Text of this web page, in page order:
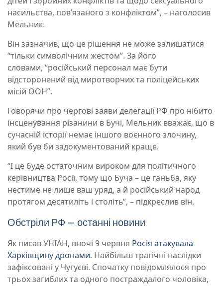
насильства, пов’язаного з конфліктом”, – наголосив
Мельник.
Він зазначив, що це рішення не може залишатися
“тільки символічним жестом”. За його
словами, “російський персонал має бути
відсторонений від миротворчих та поліцейських
місій ООН”.
Говорячи про чергові заяви делегації РФ про нібито
інсценування різанини в Бучі, Мельник вважає, що в
сучасній історії немає іншого воєнного злочину,
який був би задокументований краще.
“І це буде остаточним вироком для політичного
керівництва Росії, тому що Буча – це ганьба, яку
нестиме не лише ваш уряд, а й російський народ
протягом десятиліть і століть”, – підкреслив він.
Обстріли РФ – останні новини
Як писав УНІАН, вночі 9 червня Росія атакувала
Харківщину дронами. Найбільш трагічні наслідки
зафіксовані у Чугуєві. Спочатку повідомлялося про
трьох загиблих та одного постраждалого чоловіка,